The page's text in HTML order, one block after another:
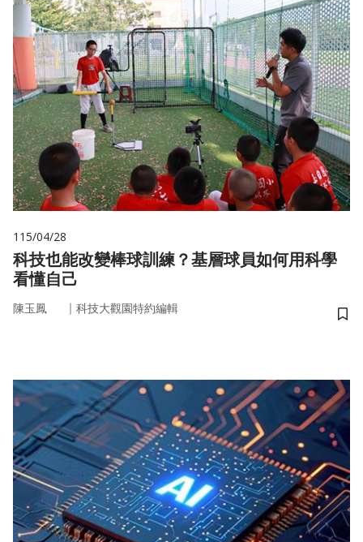
115/04/28
科技也能改變棒球訓練？基層球員如何用科學
看懂自己
陳玉鳳 ｜ 科技大觀園特約編輯
儲